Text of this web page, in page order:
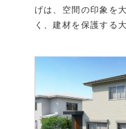
げは、空間の印象を
く、建材を保護する